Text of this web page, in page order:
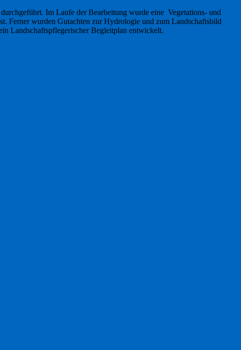
Im Laufe der Bearbeitung wurde eine Vegetations- und
Ferner wurden Gutachten zur Hydrologie und zum Landschaftsbild
Landschaftspflegerischer Begleitplan entwickelt.